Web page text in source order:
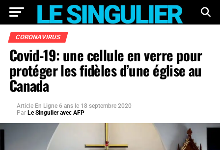
CORONAVIRUS
Covid-19: une cellule en verre pour
protéger les fidèles d’une église au
Canada
Article En Ligne 6 ans le 18 septembre 2020
Par Le Singulier avec AFP